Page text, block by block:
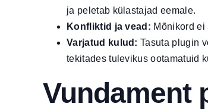
ja peletab külastajad eemale.
Konfliktid ja vead: Mõnikord
Varjatud kulud: Tasuta plugin
tekitades tulevikus ootamatuid
Vundament